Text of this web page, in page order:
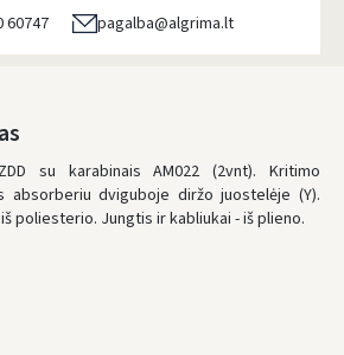
paštomatai- 4.00 €
paštomatai
kurjeris- 4.00 €
Rugpjūčio 7 d.
yra preliminarūs ir gali priklausyti nuo kurjerių
60747 pagalba@algrima.lt
su karabinais AM022 (2vnt). Kritimo
absorberiu dviguboje diržo juostelėje (Y).
poliesterio. Jungtis ir kabliukai - iš plieno.